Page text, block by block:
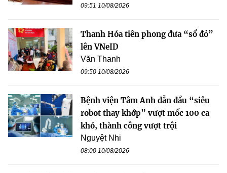
09:51 10/08/2026
Thanh Hóa tiên phong đưa “sổ đỏ”
lên VNeID
Văn Thanh
09:50 10/08/2026
Bệnh viện Tâm Anh dẫn đầu “siêu
robot thay khớp” vượt mốc 100 ca
khó, thành công vượt trội
Nguyệt Nhi
08:00 10/08/2026